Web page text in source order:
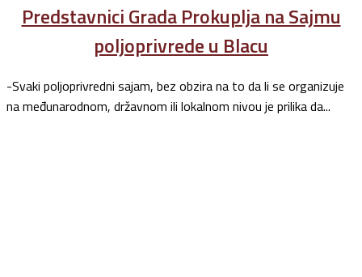
Predstavnici Grada Prokuplja na Sajmu
poljoprivrede u Blacu
-Svaki poljoprivredni sajam, bez obzira na to da li se organizuje
na međunarodnom, državnom ili lokalnom nivou je prilika da...